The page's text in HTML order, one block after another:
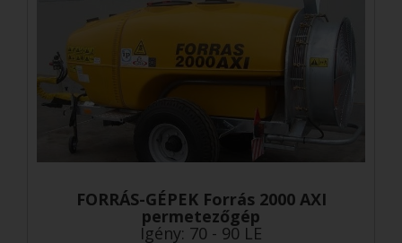
FORRÁS-GÉPEK Forrás 2000 AXI
permetezőgép
Igény: 70 - 90 LE